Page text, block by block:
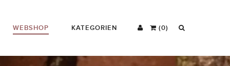
(0)
WEBSHOP KATEGORIEN